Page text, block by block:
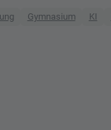
Gymnasium KI